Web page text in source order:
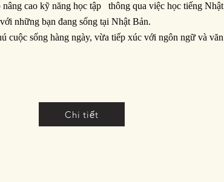
cao kỹ năng học tập thông qua việc học tiếng Nhật
những bạn đang sống tại Nhật Bản.
cuộc sống hàng ngày, vừa tiếp xúc với ngôn ngữ và văn
Chi tiết